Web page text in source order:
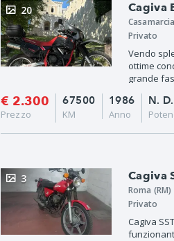
Cagiva
20
Privato
Vendo
ottime
grande
€ 2.300
Prezzo
1986
Anno
67500
KM
N. D.
Cagiva
3
Roma (RM)
Privato
Cagiva